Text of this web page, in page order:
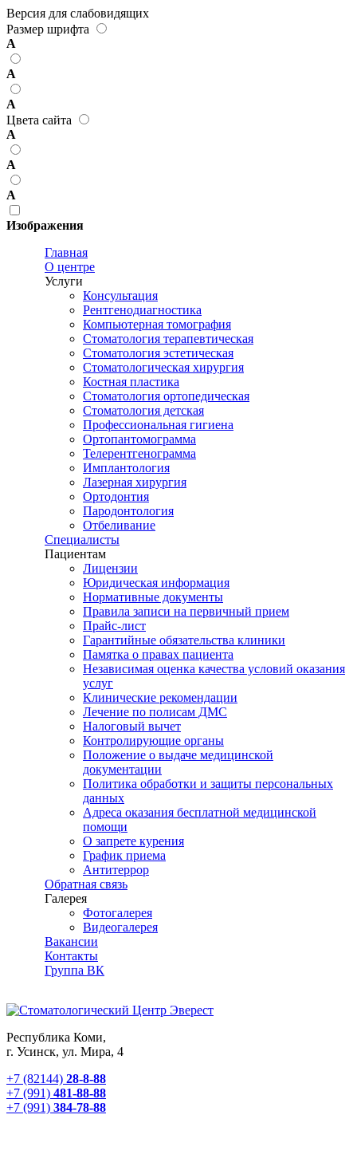
Версия для слабовидящих
Размер шрифта
А
А
А
Цвета сайта
А
А
А
Изображения
Главная
О центре
Услуги
Консультация
Рентгенодиагностика
Компьютерная томография
Стоматология терапевтическая
Стоматология эстетическая
Стоматологическая хирургия
Костная пластика
Стоматология ортопедическая
Стоматология детская
Профессиональная гигиена
Ортопантомограмма
Телерентгенограмма
Имплантология
Лазерная хирургия
Ортодонтия
Пародонтология
Отбеливание
Специалисты
Пациентам
Лицензии
Юридическая информация
Нормативные документы
Правила записи на первичный прием
Прайс-лист
Гарантийные обязательства клиники
Памятка о правах пациента
Независимая оценка качества условий оказания
услуг
Клинические рекомендации
Лечение по полисам ДМС
Налоговый вычет
Контролирующие органы
Положение о выдаче медицинской
документации
Политика обработки и защиты персональных
данных
Адреса оказания бесплатной медицинской
помощи
О запрете курения
График приема
Антитеррор
Обратная связь
Галерея
Фотогалерея
Видеогалерея
Вакансии
Контакты
Группа ВК
Республика Коми,
г. Усинск, ул. Мира, 4
+7 (82144) 28-8-88
+7 (991) 481-88-88
+7 (991) 384-78-88